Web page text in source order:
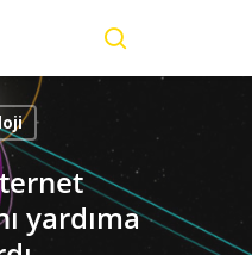
yardıma